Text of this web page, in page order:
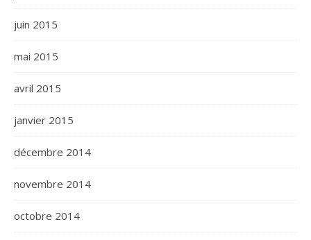
juin 2015
mai 2015
avril 2015
janvier 2015
décembre 2014
novembre 2014
octobre 2014